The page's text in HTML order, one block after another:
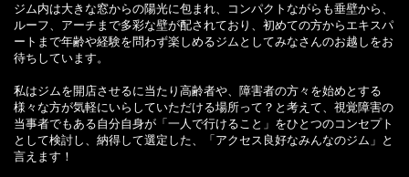
ジム内は大きな窓からの陽光に包まれ、コンパクトながらも垂壁から、
ルーフ、アーチま で多彩な壁が配されており、初めての方からエキスパ
ートまで年齢や経験を問わず楽しめるジムとしてみなさんのお越しをお
待ちしています。
私はジムを開店させるに当たり高齢者や、障害者の方々を始めとする
様々な方が気軽にいらしていただける場所って？と考えて、視覚障害の
当事者でもある自分自身が「一人で行けること」をひとつのコンセプト
として検討し、納得して選定した、「アクセス良好なみんなのジム」と
言えます！